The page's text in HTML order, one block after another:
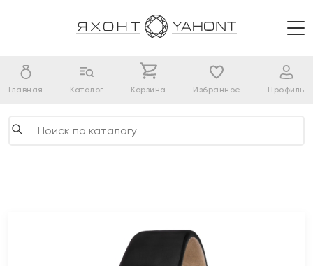
Главная Каталог Корзина Избранное Профиль